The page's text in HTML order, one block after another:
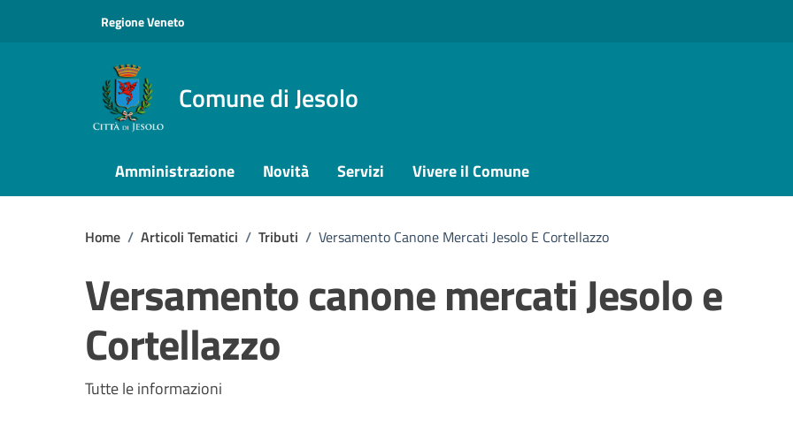
Regione Veneto
Comune di Jesolo
Amministrazione Novità Servizi Vivere il Comune
Home / Articoli Tematici / Tributi / Versamento Canone Mercati Jesolo E Cortellazzo
Versamento canone mercati Jesolo e
Cortellazzo
Tutte le informazioni